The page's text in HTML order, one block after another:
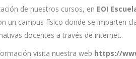
de nuestros cursos, en EOI
un campus físico donde se imparten
docentes a través de internet..
visita nuestra web https://